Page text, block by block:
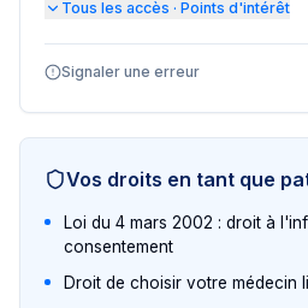
Tous les accès · Points d'intérêt
Signaler une erreur
Vos droits en tant que
Loi du 4 mars 2002 : droit à
consentement
Droit de choisir votre médecin